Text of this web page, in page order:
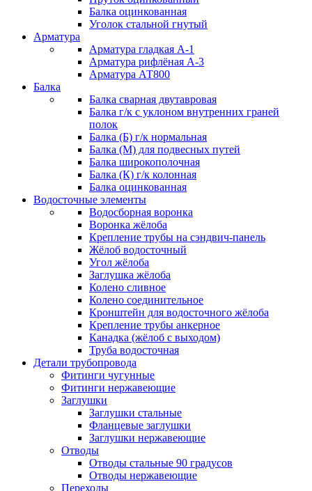
Балка оцинкованная
Уголок стальной гнутый
Арматура
Арматура гладкая А-1
Арматура рифлёная А-3
Арматура АТ800
Балка
Балка сварная двутавровая
Балка г/к с уклоном внутренних граней
полок
Балка (Б) г/к нормальная
Балка (М) для подвесных путей
Балка широкополочная
Балка (К) г/к колонная
Балка оцинкованная
Водосточные элементы
Водосборная воронка
Воронка жёлоба
Крепление трубы на сэндвич-панель
Жёлоб водосточный
Угол жёлоба
Заглушка жёлоба
Колено сливное
Колено соединительное
Кронштейн для водосточного жёлоба
Крепление трубы анкерное
Канадка (жёлоб с выходом)
Труба водосточная
Детали трубопровода
Фитинги чугунные
Фитинги нержавеющие
Заглушки
Заглушки стальные
Фланцевые заглушки
Заглушки нержавеющие
Отводы
Отводы стальные 90 градусов
Отводы нержавеющие
Переходы